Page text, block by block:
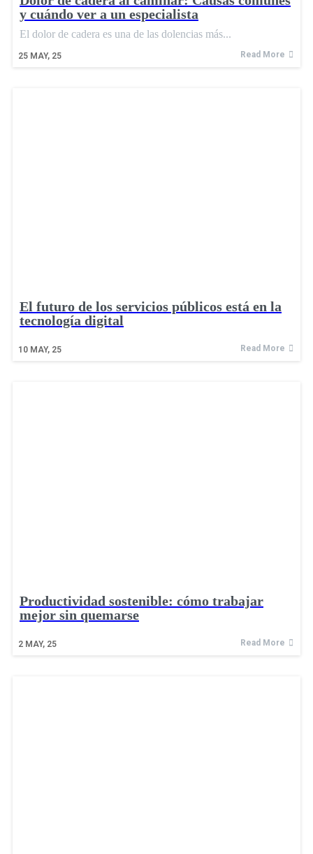
y cuándo ver a un especialista
25 MAY, 25
El dolor de cadera es una de las dolencias más...
Read More
El futuro de los servicios públicos está en la
tecnología digital
10 MAY, 25 Read More
Productividad sostenible: cómo trabajar
mejor sin quemarse
2 MAY, 25 Read More